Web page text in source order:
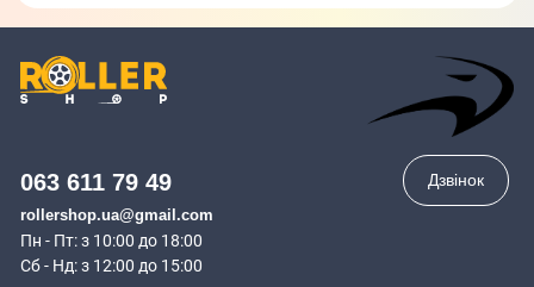
063 611 79 49
rollershop.ua@gmail.com
Пн - Пт: з 10:00 до 18:00
Сб - Нд: з 12:00 до 15:00
Дзвінок